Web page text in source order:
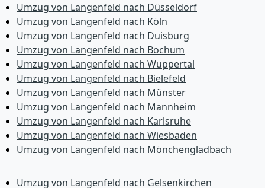
Umzug von Langenfeld nach Düsseldorf
Umzug von Langenfeld nach Köln
Umzug von Langenfeld nach Duisburg
Umzug von Langenfeld nach Bochum
Umzug von Langenfeld nach Wuppertal
Umzug von Langenfeld nach Bielefeld
Umzug von Langenfeld nach Münster
Umzug von Langenfeld nach Mannheim
Umzug von Langenfeld nach Karlsruhe
Umzug von Langenfeld nach Wiesbaden
Umzug von Langenfeld nach Mönchen­gladbach
Umzug von Langenfeld nach Gelsenkirchen